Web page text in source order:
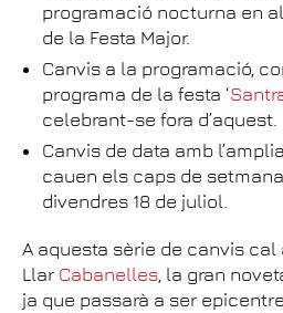
programació nocturna en
de la Festa Major.
Canvis a la programació,
programa de la festa ‘
celebrant-se fora d’aquest.
Canvis de data amb
cauen els caps de
divendres 18 de juliol.
A aquesta sèrie de canvis
Llar Cabanelles, la gran
ja que passarà a ser